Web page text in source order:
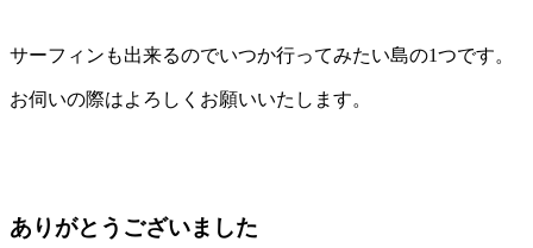
サーフィンも出来るのでいつか行ってみたい島の1つです。
お伺いの際はよろしくお願いいたします。
ありがとうございました